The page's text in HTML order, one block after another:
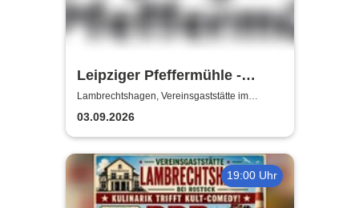
Leipziger Pfeffermühle -
Satire mit Biss
Lambrechtshagen, Vereinsgaststätte im
Gemeindezentrum Lambrechtshagen
03.09.2026
19:00 Uhr